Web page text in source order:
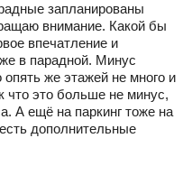
запланированы
внимание. Какой бы
впечатление и
в парадной. Минус
же этажей не много и
что это больше не минус,
А ещё на паркинг тоже на
дополнительные